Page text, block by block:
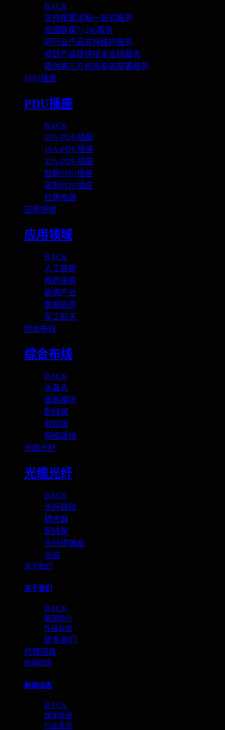
BACK
支持按需定制一站式服务
全国联保7×24h服务
同行业产品支持维护服务
项目产品提供技术支持服务
提供第三方机房安装部署服务
PDU插座
PDU插座
BACK
10A-PDU插座
16A-PDU插座
32A-PDU插座
智能PDU插座
定制PDU插座
红黑电源
应用领域
应用领域
BACK
人工智能
政府采购
能源产业
数据机房
军工航天
综合布线
综合布线
BACK
水晶头
面板模块
配线架
双绞线
网络跳线
光缆光纤
光缆光纤
BACK
光纤跳线
耦合器
配线架
光纤终端盒
光缆
关于我们
关于我们
BACK
集团简介
在线反馈
联系我们
代理招商
新闻动态
新闻动态
BACK
媒体报道
行业资讯